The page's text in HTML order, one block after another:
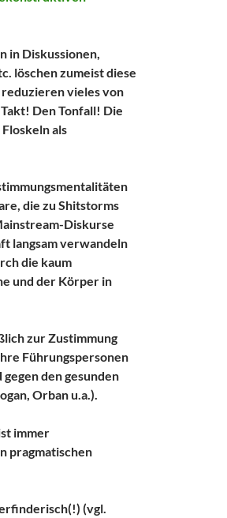
in Diskussionen,
löschen zumeist diese
vieles von
Den Tonfall! Die
als
die zu Shitstorms
Diskurse
langsam verwandeln
die kaum
und der Körper in
zur Zustimmung
Führungspersonen
den gesunden
Orban u.a.).
immer
pragmatischen
(vgl.